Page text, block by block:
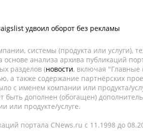
удвоил оборот без рекламы
системы (продукта или услуги),
основе анализа архива публикаций
разделов (новости, включая "Главные
а также содержание партнёрских
с именем компании или продукта/
быть дополнен (обогащен)
или продукте/услуге.
портала CNews.ru c 11.1998 до